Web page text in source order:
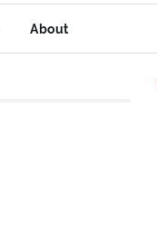
About